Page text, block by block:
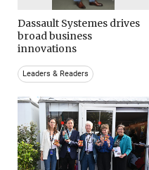
Dassault Systemes drives
broad business
innovations
Leaders & Readers